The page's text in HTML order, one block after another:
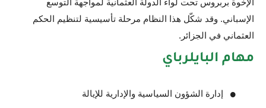
الإخوة بربروس تحت لواء الدولة العثمانية لمواجهة التوسع
الإسباني. وقد شكّل هذا النظام مرحلة تأسيسية لتنظيم الحكم
العثماني في الجزائر.
مهام البايلرباي
إدارة الشؤون السياسية والإدارية للإيالة